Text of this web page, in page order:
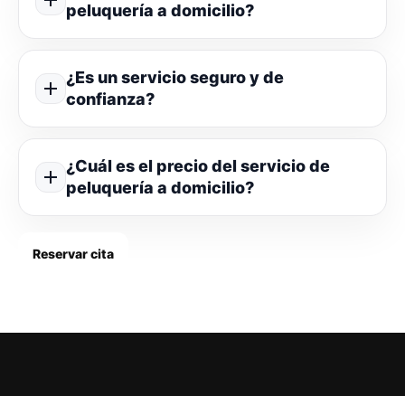
peluquería a domicilio?
¿Es un servicio seguro y de
confianza?
¿Cuál es el precio del servicio de
peluquería a domicilio?
Reservar cita